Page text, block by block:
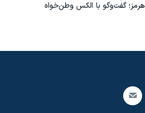
هرمز؛ گفت‌وگو با الکس وطن‌خواه